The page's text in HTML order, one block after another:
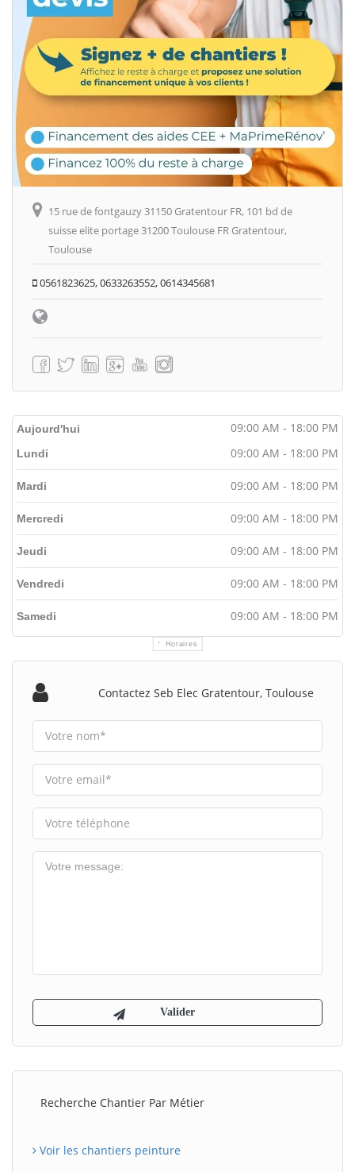
15 rue de fontgauzy 31150 Gratentour FR, 101 bd de
suisse elite portage 31200 Toulouse FR Gratentour,
Toulouse
0561823625, 0633263552, 0614345681
Aujourd'hui 09:00 AM - 18:00 PM
Horaires
Lundi 09:00 AM - 18:00 PM
Mardi 09:00 AM - 18:00 PM
Mercredi 09:00 AM - 18:00 PM
Jeudi 09:00 AM - 18:00 PM
Vendredi 09:00 AM - 18:00 PM
Samedi 09:00 AM - 18:00 PM
Contactez Seb Elec Gratentour, Toulouse
Recherche Chantier Par Métier
Voir les chantiers peinture